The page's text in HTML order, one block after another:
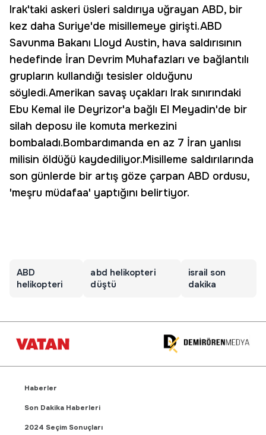
Irak'taki askeri üsleri saldırıya uğrayan ABD, bir
kez daha Suriye'de misillemeye girişti.ABD
Savunma Bakanı Lloyd Austin, hava saldırısının
hedefinde İran Devrim Muhafazları ve bağlantılı
grupların kullandığı tesisler olduğunu
söyledi.Amerikan savaş uçakları Irak sınırındaki
Ebu Kemal ile Deyrizor'a bağlı El Meyadin'de bir
silah deposu ile komuta merkezini
bombaladı.Bombardımanda en az 7 İran yanlısı
milisin öldüğü kaydediliyor.Misilleme saldırılarında
son günlerde bir artış göze çarpan ABD ordusu,
'meşru müdafaa' yaptığını belirtiyor.
ABD
helikopteri
abd helikopteri
düştü
israil son
dakika
Haberler
Son Dakika Haberleri
2024 Seçim Sonuçları